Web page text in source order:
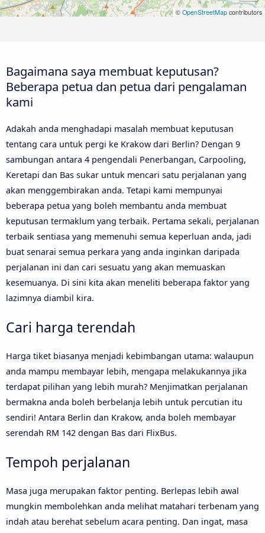
© OpenStreetMap contributors
Bagaimana saya membuat keputusan?
Beberapa petua dan petua dari pengalaman
kami
Adakah anda menghadapi masalah membuat keputusan
tentang cara untuk pergi ke Krakow dari Berlin? Dengan 9
sambungan antara 4 pengendali Penerbangan, Carpooling,
Keretapi dan Bas sukar untuk mencari satu perjalanan yang
akan menggembirakan anda. Tetapi kami mempunyai
beberapa petua yang boleh membantu anda membuat
keputusan termaklum yang terbaik. Pertama sekali, perjalanan
terbaik sentiasa yang memenuhi semua keperluan anda, jadi
buat senarai semua perkara yang anda inginkan daripada
perjalanan ini dan cari sesuatu yang akan memuaskan
kesemuanya. Di sini kita akan meneliti beberapa faktor yang
lazimnya diambil kira.
Cari harga terendah
Harga tiket biasanya menjadi kebimbangan utama: walaupun
anda mampu membayar lebih, mengapa melakukannya jika
terdapat pilihan yang lebih murah? Menjimatkan perjalanan
bermakna anda boleh berbelanja lebih untuk percutian itu
sendiri! Antara Berlin dan Krakow, anda boleh membayar
serendah RM 142 dengan Bas dari FlixBus.
Tempoh perjalanan
Masa juga merupakan faktor penting. Berlepas lebih awal
mungkin membolehkan anda melihat matahari terbenam yang
indah atau berehat sebelum acara penting. Dan ingat, masa